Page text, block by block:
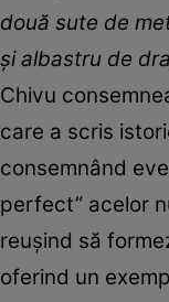
două sute de
și albastru de
Chivu
care a scris
consemnând
perfect” acelor
reușind să
oferind un